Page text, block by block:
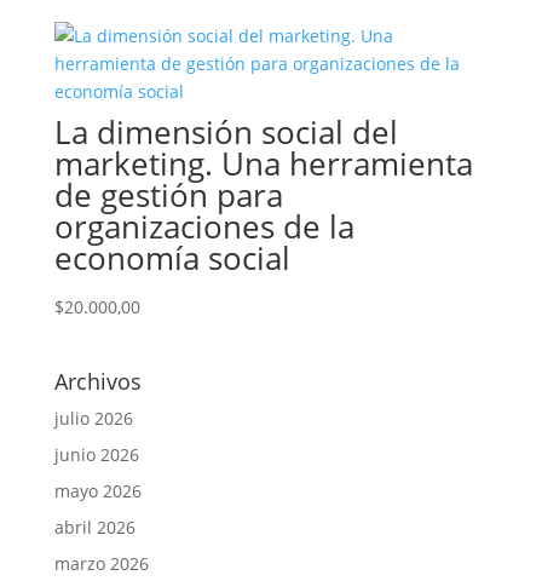
La dimensión social del
marketing. Una herramienta
de gestión para
organizaciones de la
economía social
$20.000,00
Archivos
julio 2026
junio 2026
mayo 2026
abril 2026
marzo 2026